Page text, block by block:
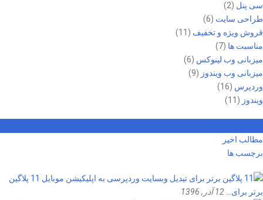
سی پنل (2)
طراحی سایت (6)
فروش ویژه و تخفیف (11)
مناسبت ها (7)
میزبانی وب لینوکس (6)
میزبانی وب ویندوز (9)
وردپرس (16)
ویندوز (11)
مطالب اخیر
برچسب ها
11 پلاگین
برتر برای… 12 آذر, 1396